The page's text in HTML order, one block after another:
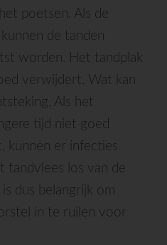
poetsen. Als de
de tanden
worden. Het tandplak
verwijdert. Wat kan
Als het
tijd niet goed
kunnen er infecties
tandvlees los van de
dus belangrijk om
in te ruilen voor